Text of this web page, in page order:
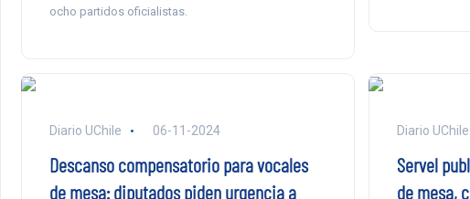
ocho partidos oficialistas.
Diario UChile 06-11-2024
Descanso compensatorio para vocales
de mesa: diputados piden urgencia a
Diario UChile
Servel
de mesa,